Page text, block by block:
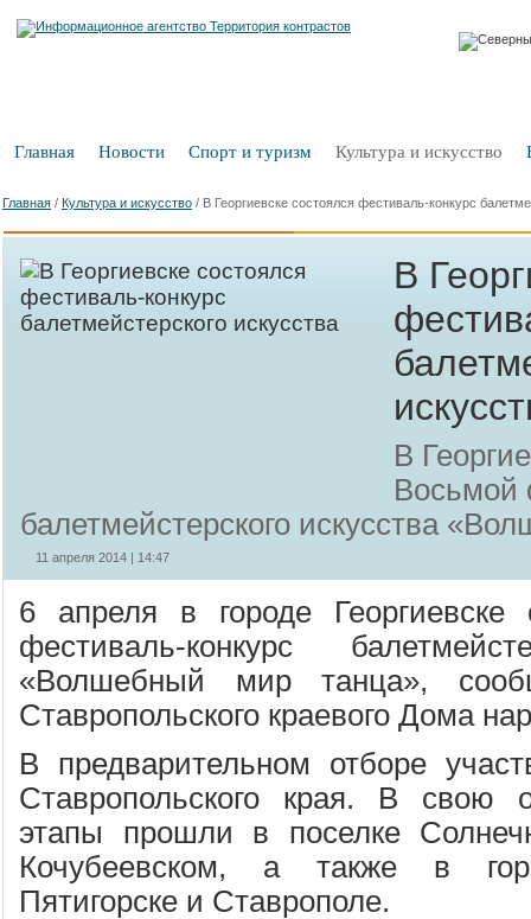
Главная Новости Спорт и туризм Культура и искусство
Главная / Культура и искусство / В Георгиевске состоялся фестиваль-конкурс
В
В
Восьмой
балетмейстерского искусства
11 апреля 2014 | 14:47
6 апреля в городе Георгиевске
фестиваль-конкурс
«Волшебный мир танца»,
Ставропольского краевого Дома
В предварительном отборе
Ставропольского края. В свою
этапы прошли в поселке
Кочубеевском, а также в
Пятигорске и Ставрополе.